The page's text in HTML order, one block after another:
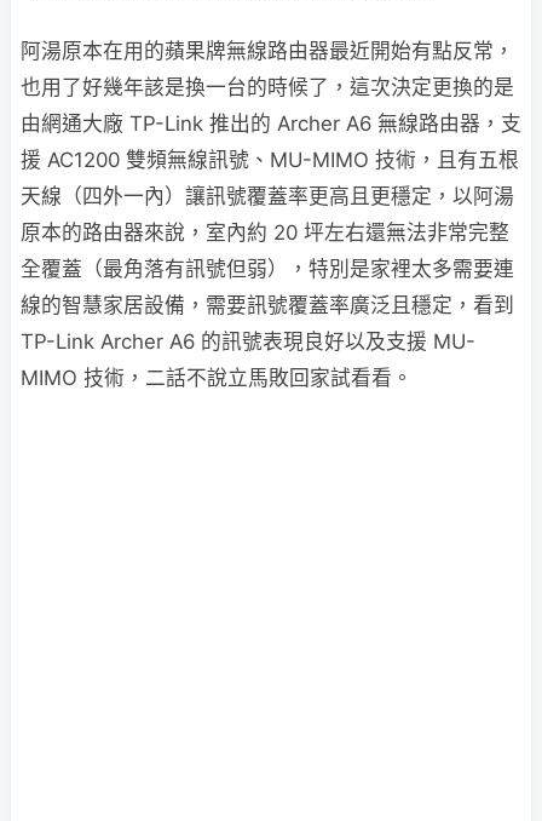
阿湯原本在用的蘋果牌無線路由器最近開始有點反常，
也用了好幾年該是換一台的時候了，這次決定更換的是
由網通大廠 TP-Link 推出的 Archer A6 無線路由器，支
援 AC1200 雙頻無線訊號、MU-MIMO 技術，且有五根
天線（四外一內）讓訊號覆蓋率更高且更穩定，以阿湯
原本的路由器來說，室內約 20 坪左右還無法非常完整
全覆蓋（最角落有訊號但弱），特別是家裡太多需要連
線的智慧家居設備，需要訊號覆蓋率廣泛且穩定，看到
TP-Link Archer A6 的訊號表現良好以及支援 MU-
MIMO 技術，二話不說立馬敗回家試看看。